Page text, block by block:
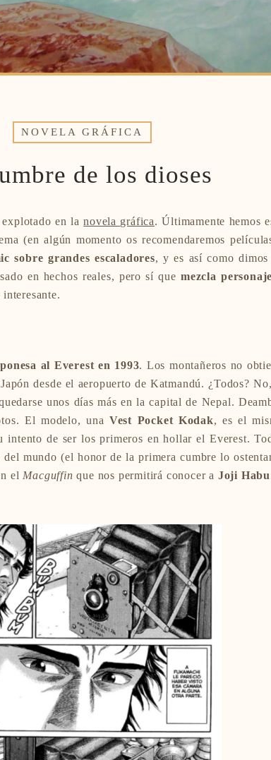
NOVELA GRÁFICA
de los dioses
explotado en lanovela gráfica. Últimamente hemos
(en algún momento os recomendaremos
sobre grandes escaladores, y es así como dimos
en hechos reales, pero sí que mezcla
al Everest en 1993. Los montañeros no
desde el aeropuerto de Katmandú. ¿Todos?
unos días más en la capital de Nepal.
El modelo, una Vest Pocket Kodak, es el
intento de ser los primeros en hollar el Everest.
del mundo (el honor de la primera cumbre lo
el Macguffin que nos permitirá conocer a Joji Habu